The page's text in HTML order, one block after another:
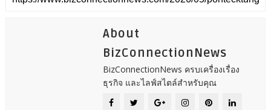
About
BizConnectionNews
BizConnectionNews ครบเครื่องเรื่อง
ธุรกิจ และไลฟ์สไตล์สำหรับคุณ